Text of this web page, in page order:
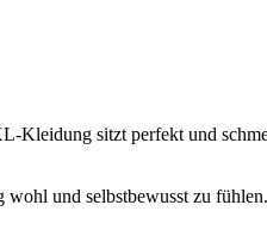
Kleidung sitzt perfekt und
und selbstbewusst zu fühlen.